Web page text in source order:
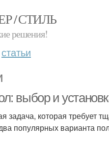
/ СТИЛЬ
решения!
статьи
выбор и
задача, которая требует
популярных варианта